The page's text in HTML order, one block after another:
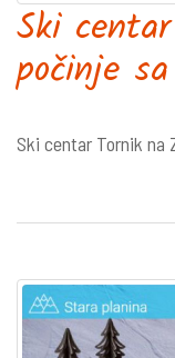
Ski
počinje
Ski centar Tornik na